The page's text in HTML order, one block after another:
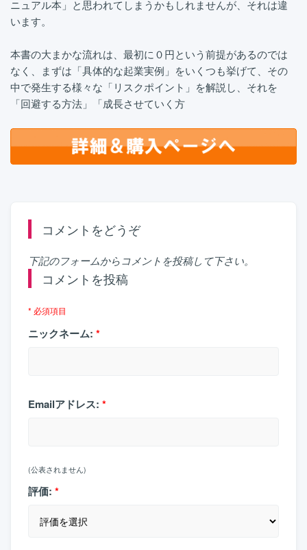
ニュアル本」と思われてしまうかもしれませんが、それは違
います。
本書の大まかな流れは、最初に０円という前提があるのでは
なく、まずは「具体的な起業実例」をいくつも挙げて、その
中で発生する様々な「リスクポイント」を解説し、それを
「回避する方法」「成長させていく方
コメントをどうぞ
下記のフォームからコメントを投稿して下さい。
コメントを投稿
* 必須項目
ニックネーム: *
Emailアドレス: *
(公表されません)
評価: *